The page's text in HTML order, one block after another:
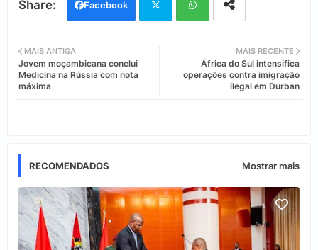
Facebook
MAIS RECENTE
África do Sul intensifica
operações contra imigração
ilegal em Durban
MAIS ANTIGA
Jovem moçambicana conclui
Medicina na Rússia com nota
máxima
RECOMENDADOS Mostrar mais